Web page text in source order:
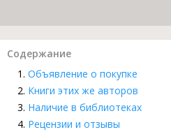
Содержание
Объявление о покупке
Книги этих же авторов
Наличие в библиотеках
Рецензии и отзывы